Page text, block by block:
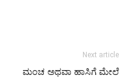
Next article
ಮಂಚ ಅಥವಾ ಹಾಸಿಗೆ ಮೇಲೆ